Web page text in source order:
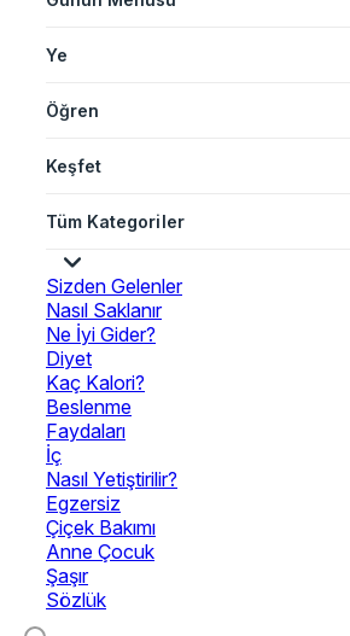
Ye
Öğren
Keşfet
Tüm Kategoriler
Sizden Gelenler
Nasıl Saklanır
Ne İyi Gider?
Diyet
Kaç Kalori?
Beslenme
Faydaları
İç
Nasıl Yetiştirilir?
Egzersiz
Çiçek Bakımı
Anne Çocuk
Şaşır
Sözlük